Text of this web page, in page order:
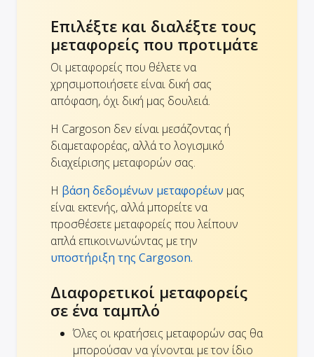
Επιλέξτε και διαλέξτε τους
μεταφορείς που προτιμάτε
Οι μεταφορείς που θέλετε να
χρησιμοποιήσετε είναι δική σας
απόφαση, όχι δική μας δουλειά.
Η Cargoson δεν είναι μεσάζοντας ή
διαμεταφορέας, αλλά το λογισμικό
διαχείρισης μεταφορών σας.
Η βάση δεδομένων μεταφορέων μας
είναι εκτενής, αλλά μπορείτε να
προσθέσετε μεταφορείς που λείπουν
απλά επικοινωνώντας με την
υποστήριξη της Cargoson.
Διαφορετικοί μεταφορείς
σε ένα ταμπλό
Όλες οι κρατήσεις μεταφορών σας θα
μπορούσαν να γίνονται με τον ίδιο